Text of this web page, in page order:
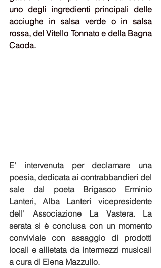
uno degli ingredienti principali delle
acciughe in salsa verde o in salsa
rossa, del Vitello Tonnato e della Bagna
Caoda.
E' intervenuta per declamare una
poesia, dedicata ai contrabbandieri del
sale dal poeta Brigasco Erminio
Lanteri, Alba Lanteri vicepresidente
dell' Associazione La Vastera. La
serata si è conclusa con un momento
conviviale con assaggio di prodotti
locali e allietata da intermezzi musicali
a cura di Elena Mazzullo.